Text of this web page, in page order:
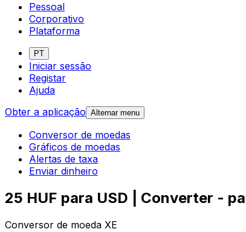
Pessoal
Corporativo
Plataforma
PT
Iniciar sessão
Registar
Ajuda
Obter a aplicação Alternar menu
Conversor de moedas
Gráficos de moedas
Alertas de taxa
Enviar dinheiro
25 HUF para USD | Converter -
Conversor de moeda XE